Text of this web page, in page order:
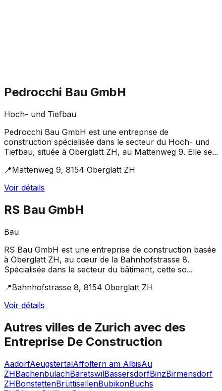
Pedrocchi Bau GmbH
Hoch- und Tiefbau
Pedrocchi Bau GmbH est une entreprise de
construction spécialisée dans le secteur du Hoch- und
Tiefbau, située à Oberglatt ZH, au Mattenweg 9. Elle se...
📍Mattenweg 9, 8154 Oberglatt ZH
Voir détails
RS Bau GmbH
Bau
RS Bau GmbH est une entreprise de construction basée
à Oberglatt ZH, au cœur de la Bahnhofstrasse 8.
Spécialisée dans le secteur du bâtiment, cette so...
📍Bahnhofstrasse 8, 8154 Oberglatt ZH
Voir détails
Autres villes de Zurich avec des
Entreprise De Construction
AadorfAeugstertalAffoltern am AlbisAu
ZHBachenbülachBäretswilBassersdorfBinzBirmensdorf
ZHBonstettenBrüttisellenBubikonBuchs